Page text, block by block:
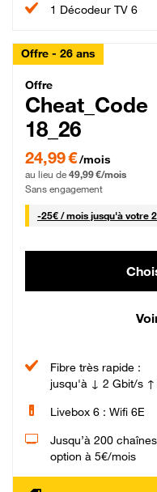
1 Décodeur TV 6
Offre - 26 ans
Cheat_Code
Offre
Cheat_Code
18_26
24,99 € par mois pendant 0
24,99 €/mois
au lieu de 49,99 €/mois
Sans engagement
-25€ / mois25 € par mois
jusqu'à votre
Fibre très rapide :
jusqu'à ↓ 2 Gbit/s
Livebox 6 : Wifi 6E
Jusqu’à 200
option à 5€/mois